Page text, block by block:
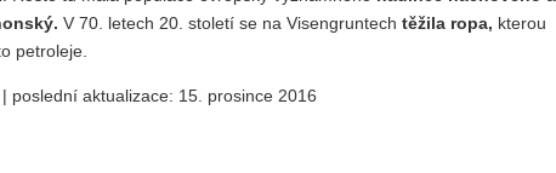
V 70. letech 20. století se na Visengruntech těžila ropa, kterou
petroleje.
| poslední aktualizace: 15. prosince 2016